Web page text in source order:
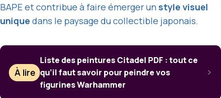
BAPE et contribue à faire émerger un style visuel
unique dans le paysage du collectible japonais.
À lire
Liste des peintures Citadel PDF : tout ce
qu’il faut savoir pour peindre vos
figurines Warhammer